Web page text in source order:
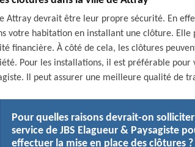
Attray devrait être leur propre sécurité. En
votre habitation en installant une clôture. Elle
financière. À côté de cela, les clôtures
Pour les installations, il est préférable pour
Il peut assurer une meilleure qualité de
Pour quelles raisons devrait-on
service de JBS Elagueur & Paysagiste
effectuer la mise en place des clôtures ?